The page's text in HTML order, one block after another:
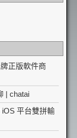
正版軟件商
| chatai
平台雙拼輸